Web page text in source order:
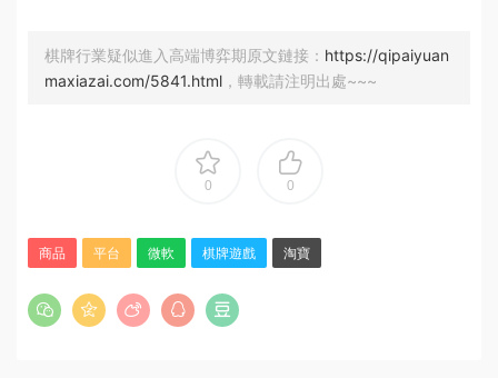
棋牌行業疑似進入高端博弈期原文鏈接： https://qipaiyuan
maxiazai.com/5841.html ，轉載請注明出處~~~
0 0
商品 平台 微軟 棋牌遊戲 淘寶